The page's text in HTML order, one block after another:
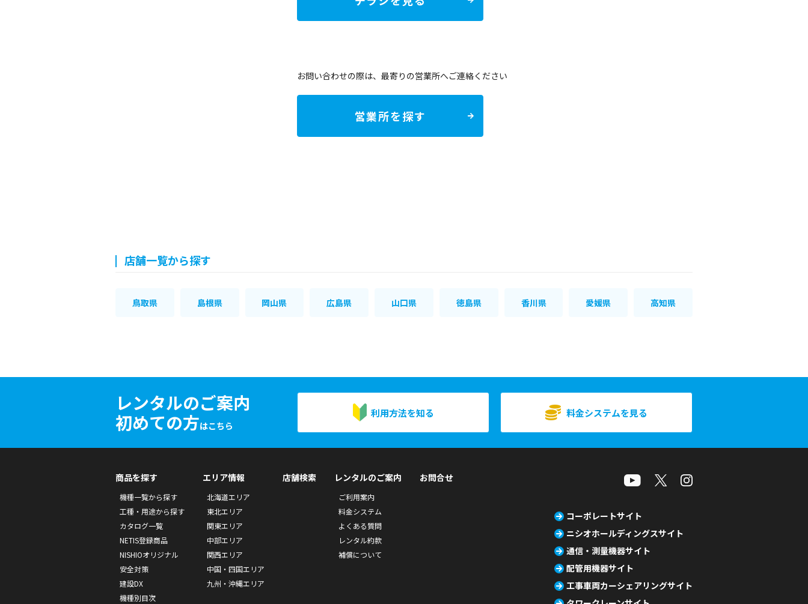
お問い合わせの際は、最寄りの営業所へご連絡ください
営業所を探す
店舗一覧から探す
鳥取県 島根県 岡山県 広島県 山口県 徳島県 香川県 愛媛県 高知県
レンタルのご案内
初めての方はこちら
利用方法を知る 料金システムを見る
商品を探す
機種一覧から探す
工種・用途から探す
カタログ一覧
NETIS登録商品
NISHIOオリジナル
安全対策
建設DX
機種別目次
エリア情報
北海道エリア
東北エリア
関東エリア
中部エリア
関西エリア
中国・四国エリア
九州・沖縄エリア
店舗検索 レンタルのご案内
ご利用案内
料金システム
よくある質問
レンタル約款
補償について
お問合せ
コーポレートサイト
ニシオホールディングスサイト
通信・測量機器サイト
配管用機器サイト
工事車両カーシェアリングサイト